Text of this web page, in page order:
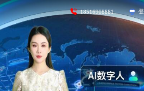
18516908881